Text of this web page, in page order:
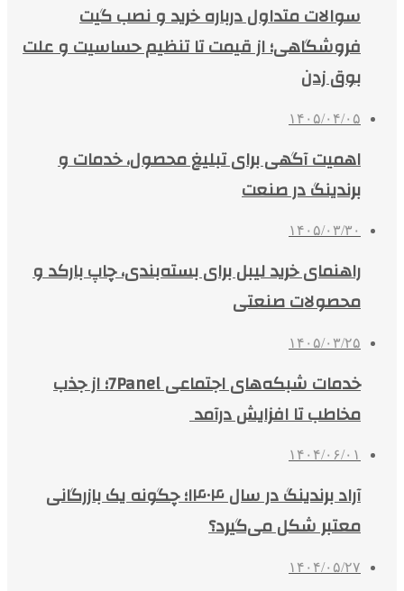
سوالات متداول درباره خرید و نصب گیت
فروشگاهی؛ از قیمت تا تنظیم حساسیت و علت
بوق زدن
۱۴۰۵/۰۴/۰۵
اهمیت آگهی برای تبلیغ محصول، خدمات و
برندینگ در صنعت
۱۴۰۵/۰۳/۳۰
راهنمای خرید لیبل برای بسته‌بندی، چاپ بارکد و
محصولات صنعتی
۱۴۰۵/۰۳/۲۵
خدمات شبکه‌های اجتماعی 7Panel؛ از جذب
مخاطب تا افزایش درآمد
۱۴۰۴/۰۶/۰۱
آراد برندینگ در سال ۱۴۰۴؛ چگونه یک بازرگانی
معتبر شکل می‌گیرد؟
۱۴۰۴/۰۵/۲۷